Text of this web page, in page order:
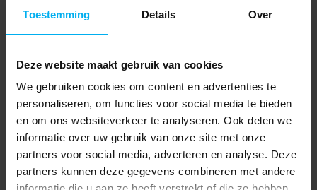
Toestemming Details Over
Deze website maakt gebruik van cookies
We gebruiken cookies om content en advertenties te
personaliseren, om functies voor social media te bieden
en om ons websiteverkeer te analyseren. Ook delen we
informatie over uw gebruik van onze site met onze
partners voor social media, adverteren en analyse. Deze
partners kunnen deze gegevens combineren met andere